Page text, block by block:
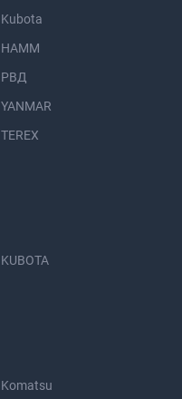
Kubota
HAMM
РВД
YANMAR
TEREX
KUBOTA
Komatsu